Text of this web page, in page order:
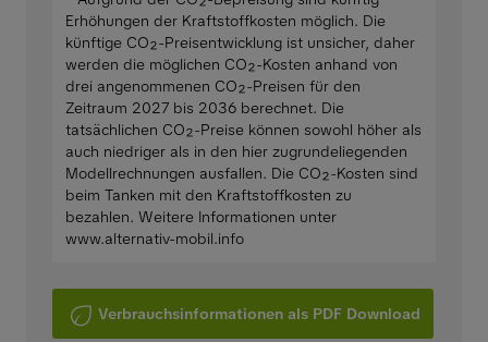
Erhöhungen der Kraftstoffkosten möglich. Die
künftige CO₂-Preisentwicklung ist unsicher, daher
werden die möglichen CO₂-Kosten anhand von
drei angenommenen CO₂-Preisen für den
Zeitraum 2027 bis 2036 berechnet. Die
tatsächlichen CO₂-Preise können sowohl höher als
auch niedriger als in den hier zugrundeliegenden
Modellrechnungen ausfallen. Die CO₂-Kosten sind
beim Tanken mit den Kraftstoffkosten zu
bezahlen. Weitere Informationen unter
www.alternativ-mobil.info
Verbrauchsinformationen als PDF Download